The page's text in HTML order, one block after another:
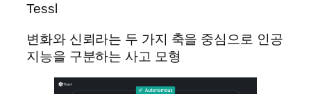
Tessl
변화와 신뢰라는 두 가지 축을 중심으로 인공
지능을 구분하는 사고 모형